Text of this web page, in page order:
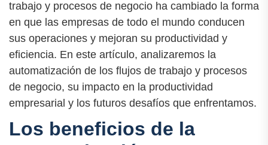
trabajo y procesos de negocio ha cambiado la forma
en que las empresas de todo el mundo conducen
sus operaciones y mejoran su productividad y
eficiencia. En este artículo, analizaremos la
automatización de los flujos de trabajo y procesos
de negocio, su impacto en la productividad
empresarial y los futuros desafíos que enfrentamos.
Los beneficios de la